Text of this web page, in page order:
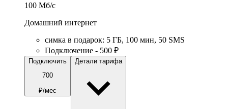
100 Мб/c
Домашний интернет
симка в подарок: 5 ГБ, 100 мин, 50 SMS
Подключение - 500 ₽
Подключить
700
₽/мес
Детали тарифа